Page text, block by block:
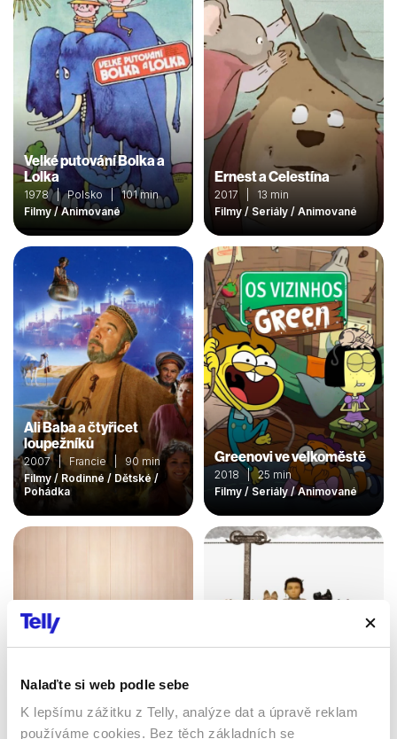
Nalaďte si web podle sebe
K lepšímu zážitku z Telly, analýze dat a úpravě reklam
používáme cookies. Bez těch základních se
Velké putování Bolka a
Lolka
1978 | Polsko | 101 min
Filmy / Animované
Ernest a Celestína
2017 | 13 min
Filmy / Seriály / Animované
Ali Baba a čtyřicet
loupežníků
2007 | Francie | 90 min
Filmy / Rodinné / Dětské /
Pohádka
Greenovi ve velkoměstě
2018 | 25 min
Filmy / Seriály / Animované